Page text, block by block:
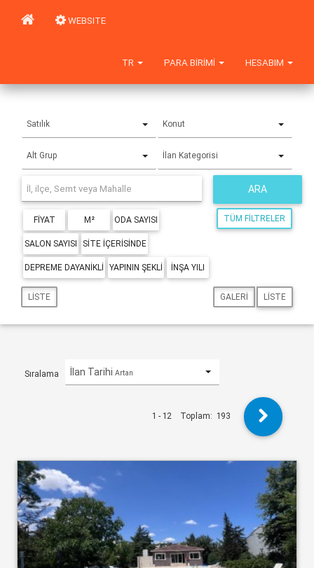
WEBSITE
HESABIM
PARA BIRIMI
TR
Satılık Konut
Alt Grup İlan Kategorisi
ARA
FIYAT M² ODA SAYISI
SALON SAYISI SITE IÇERISINDE
DEPREME DAYANIKLI YAPININ ŞEKLI İNŞA YILI
TÜM FILTRELER
LISTE GALERI LISTE
Sıralama İlan Tarihi Artan
1 - 12 Toplam: 193